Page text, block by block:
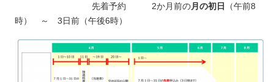
先着予約 2か月前の月の初日
（午前8
時） ～ 3日前（午後6時）